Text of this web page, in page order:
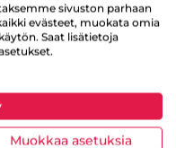
sivuston parhaan
evästeet, muokata omia
Saat lisätietoja
Muokkaa asetuksia